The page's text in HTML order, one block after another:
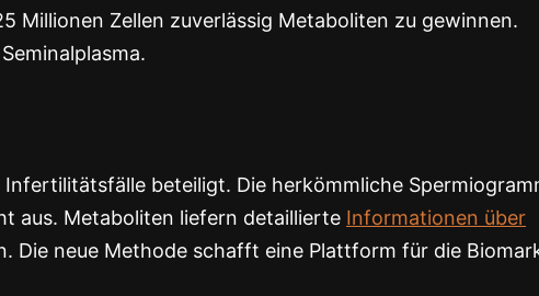
Millionen Zellen zuverlässig Metaboliten zu gewinnen.
beteiligt. Die herkömmliche
aus. Metaboliten liefern detaillierte Informationen über
Die neue Methode schafft eine Plattform für die